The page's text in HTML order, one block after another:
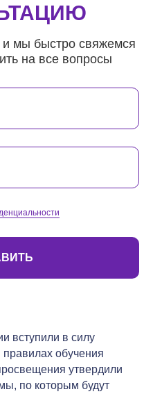
и мы быстро свяжемся
на все вопросы
вступили в силу
обучения
утвердили
по которым будут